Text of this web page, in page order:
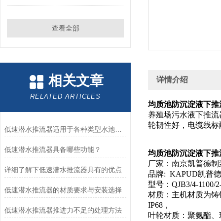
查看全部
相关文章
RELATED ARTICLES
低速潜水推流器适用于各种类型水池的表现
低速潜水推流器具备哪些功能？
详细了解下低速潜水推流器具有的优点
低速潜水推流器的材质要求与安装选择
低速潜水推流器推进力不足的处理方法
详情介绍
均质池防沉淀液下推
养殖场污水液下推
轮韧性好，电缆线标
均质池防沉淀液下推
厂家：南京凯普德
品牌: KAPUD凯普德
型号：QJB3/4-1100/
材质：主机材质为铸
IP68，
叶轮材质：聚氨酯